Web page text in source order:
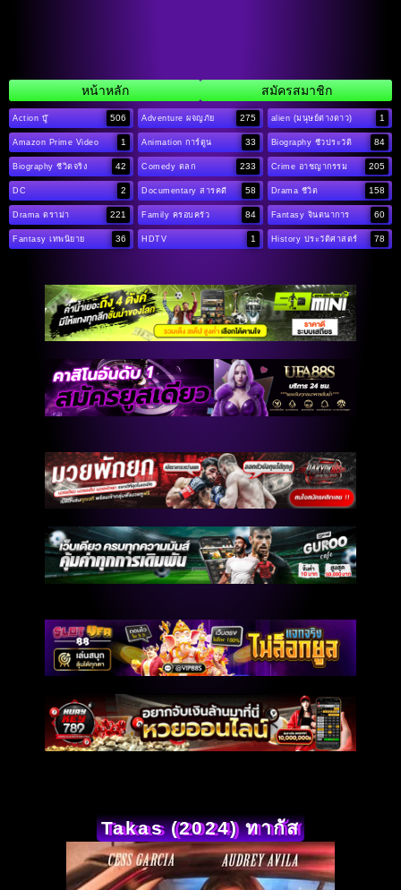
หน้าหลัก สมัครสมาชิก
Action บู๊ 506 Adventure ผจญภัย 275 alien (มนุษย์ต่างดาว) 1
Amazon Prime Video 1 Animation การ์ตูน 33 Biography ชีวประวัติ 84
Biography ชีวิตจริง 42 Comedy ตลก 233 Crime อาชญากรรม 205
DC 2 Documentary สารคดี 58 Drama ชีวิต 158
Drama ดราม่า 221 Family ครอบครัว 84 Fantasy จินตนาการ 60
Fantasy เทพนิยาย 36 HDTV 1 History ประวัติศาสตร์ 78
Takas (2024) ทากัส